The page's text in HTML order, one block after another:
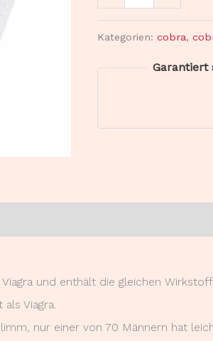
Kategorien:cobra,
Garantiert
und enthält die gleichen
Viagra.
nur einer von 70 Männern hat